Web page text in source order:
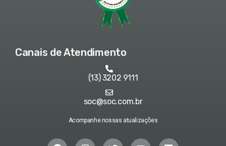
Canais de Atendimento
(13) 3202 9111
soc@soc.com.br
Acompanhe nossas atualizações